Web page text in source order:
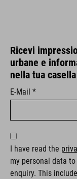
Ricevi
urbane e
nella tua
E-Mail *
I have read the
my personal data
enquiry. This